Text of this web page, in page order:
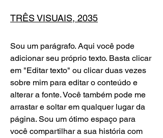
TRÊS VISUAIS, 2035
Sou um parágrafo. Aqui você pode
adicionar seu próprio texto. Basta clicar
em "Editar texto" ou clicar duas vezes
sobre mim para editar o conteúdo e
alterar a fonte. Você também pode me
arrastar e soltar em qualquer lugar da
página. Sou um ótimo espaço para
você compartilhar a sua história com